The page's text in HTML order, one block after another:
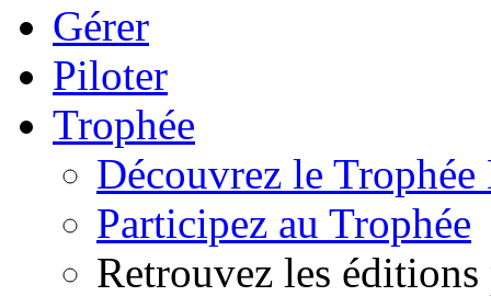
Gérer
Piloter
Trophée
Découvrez le
Participez au Trophée
Retrouvez les éditions